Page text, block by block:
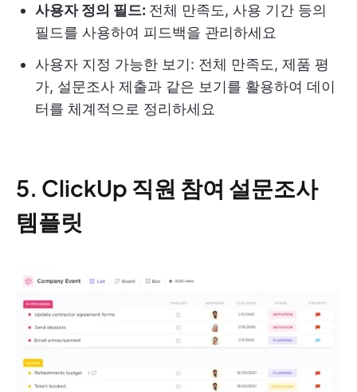
사용자 정의 필드: 전체 만족도, 사용 기간 등의
필드를 사용하여 피드백을 관리하세요
사용자 지정 가능한 보기: 전체 만족도, 제품 평
가, 설문조사 제출과 같은 보기를 활용하여 데이
터를 체계적으로 정리하세요
5. ClickUp 직원 참여 설문조사
템플릿